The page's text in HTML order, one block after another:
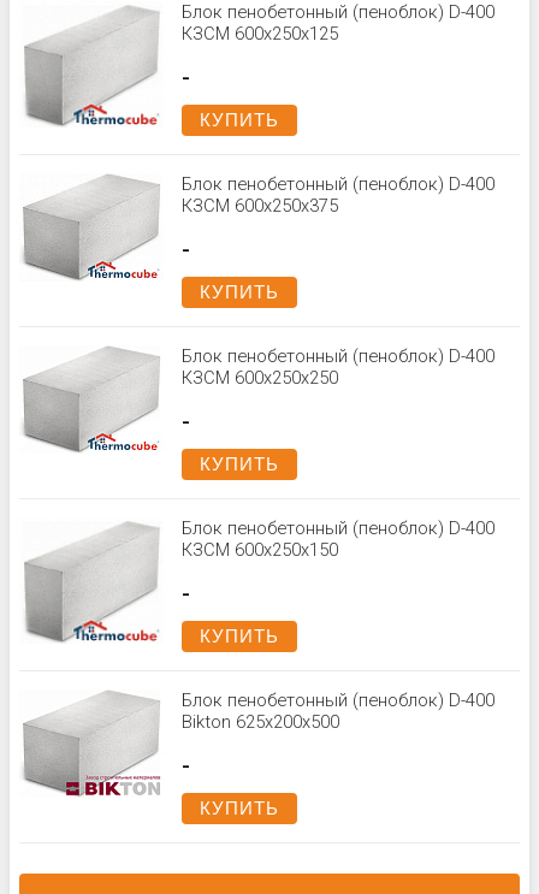
Блок пенобетонный (пеноблок) D-400
КЗСМ 600x250x125
-
КУПИТЬ
Блок пенобетонный (пеноблок) D-400
КЗСМ 600x250x375
-
КУПИТЬ
Блок пенобетонный (пеноблок) D-400
КЗСМ 600x250x250
-
КУПИТЬ
Блок пенобетонный (пеноблок) D-400
КЗСМ 600x250x150
-
КУПИТЬ
Блок пенобетонный (пеноблок) D-400
Bikton 625x200x500
-
КУПИТЬ